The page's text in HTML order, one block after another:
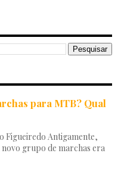
para MTB? Qual
Figueiredo Antigamente,
grupo de marchas era